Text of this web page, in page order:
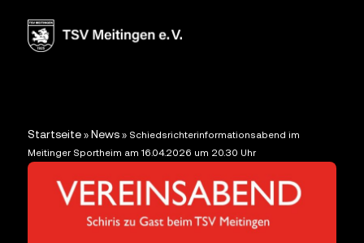
Startseite» News» Schiedsrichterinformationsabend im
Meitinger Sportheim am 16.04.2026 um 20.30 Uhr